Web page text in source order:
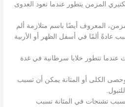
المزمن يتطور عندما تعود العدوى
المعروف أيضًا باسم متلازمة ألم
عادةً ألمًا في أسفل الظهر أو الأربية
عندما تتطور خلايا سرطانية في غدة
الكلى أو المثانة يمكن أن تسبب
بسبب تشنجات في المثانة تسبب